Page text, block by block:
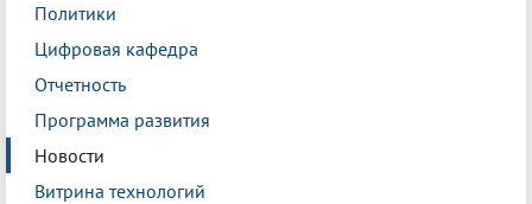
Политики
Цифровая кафедра
Отчетность
Программа развития
Новости
Витрина технологий